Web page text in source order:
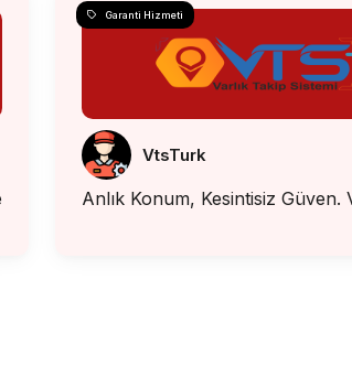
Garanti Hizmeti
VtsTurk
Anlık Konum, Kesintisiz Güven.